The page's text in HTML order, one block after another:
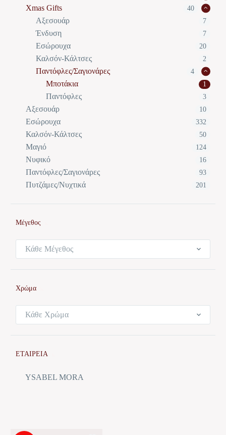
Xmas Gifts 40
Αξεσουάρ 7
Ένδυση 7
Εσώρουχα 20
Καλσόν-Κάλτσες 2
Παντόφλες/Σαγιονάρες 4
Μποτάκια 1
Παντόφλες 3
Αξεσουάρ 10
Εσώρουχα 332
Καλσόν-Κάλτσες 50
Μαγιό 124
Νυφικό 16
Παντόφλες/Σαγιονάρες 93
Πυτζάμες/Νυχτικά 201
Μέγεθος
Κάθε Μέγεθος
Χρώμα
Κάθε Χρώμα
ΕΤΑΙΡΕΙΑ
YSABEL MORA